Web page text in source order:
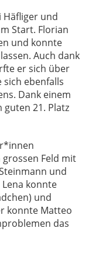
Häfliger und
Start. Florian
und konnte
Auch dank
er sich über
sich ebenfalls
Dank einem
21. Platz
Feld mit
und
konnte
und
konnte Matteo
das